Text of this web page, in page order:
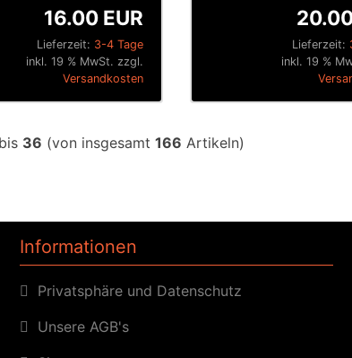
Lieferzeit: 3-4 Tage
16.00 EUR
inkl. 19 % MwSt. zzgl.
Versandkosten
Lieferzeit:
inkl. 19 %
bis 36 (von insgesamt 166 Artikeln)
Informationen
Privatsphäre und Datenschutz
Unsere AGB's